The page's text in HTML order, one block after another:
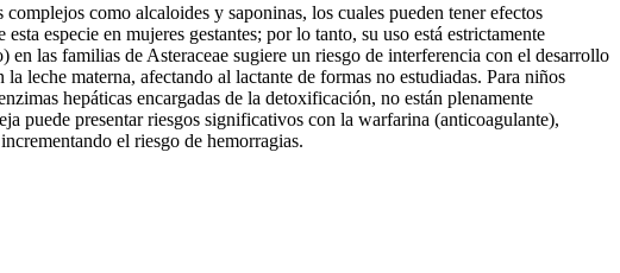
como alcaloides y saponinas, los cuales pueden tener efectos
especie en mujeres gestantes; por lo tanto, su uso está estrictamente
las familias de Asteraceae sugiere un riesgo de interferencia con el desarrollo
leche materna, afectando al lactante de formas no estudiadas. Para niños
hepáticas encargadas de la detoxificación, no están plenamente
puede presentar riesgos significativos con la warfarina (anticoagulante),
el riesgo de hemorragias.